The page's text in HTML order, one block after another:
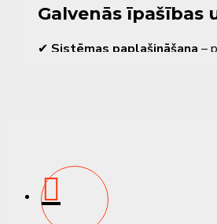
Galvenās īpašības
✔ Sistēmas paplašināšana –
–